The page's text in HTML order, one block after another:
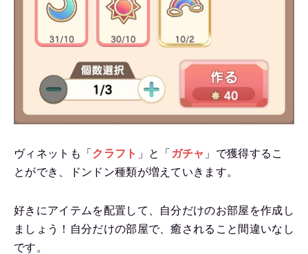
ヴィネットも「 クラフト 」と「 ガチャ 」で獲得するこ
とができ、ドンドン種類が増えていきます。
好きにアイテムを配置して、自分だけのお部屋を作成し
ましょう！自分だけの部屋で、癒されること間違いなし
です。